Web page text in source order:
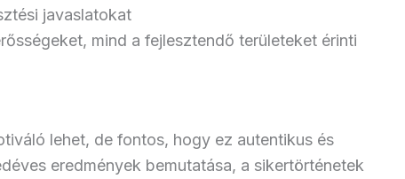
javaslatokat
mind a fejlesztendő területeket érinti
lehet, de fontos, hogy ez autentikus és
eredmények bemutatása, a sikertörténetek